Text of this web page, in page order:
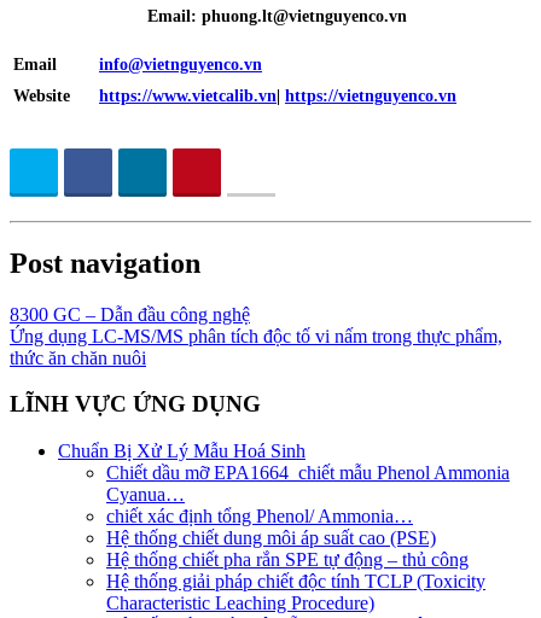
Email: phuong.lt@vietnguyenco.vn
Email
info@vietnguyenco.vn
Website
https://www.vietcalib.vn https://vietnguyenco.vn
Post navigation
8300 GC – Dẫn đầu công nghệ
Ứng dụng LC-MS/MS phân tích độc tố vi nấm trong thực phẩm,
thức ăn chăn nuôi
LĨNH VỰC ỨNG DỤNG
Chuẩn Bị Xử Lý Mẫu Hoá Sinh
Chiết dầu mỡ EPA1664_chiết mẫu Phenol Ammonia
Cyanua…
chiết xác định tổng Phenol/ Ammonia…
Hệ thống chiết dung môi áp suất cao (PSE)
Hệ thống chiết pha rắn SPE tự động – thủ công
Hệ thống giải pháp chiết độc tính TCLP (Toxicity
Characteristic Leaching Procedure)